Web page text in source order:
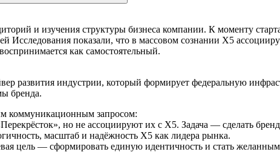
и изучения структуры бизнеса компании. К моменту
Исследования показали, что в массовом сознании X5
как самостоятельный.
развития индустрии, который формирует федеральную
бренда.
коммуникационным запросом:
но не ассоциируют их с X5. Задача — сделать
масштаб и надёжность X5 как лидера рынка.
цель — сформировать единую идентичность и стать желанным